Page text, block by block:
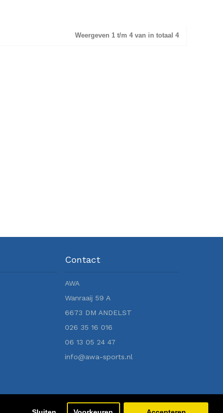
Weergeven 1 t/m 4 van in totaal 4
Contact
AWA
Wanraaij 59 A
6673 DM ANDELST
026 35 16 016
06 13 05 24 47
info@awa-sports.nl